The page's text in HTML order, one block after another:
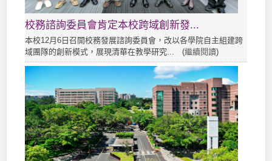
校務諮詢委員會肯定本校跨域創新發...
本校12月6日召開校務發展諮詢委員會，改以各學院自主組建跨
域團隊的創新模式，展現清華在教學研究... (繼續閱讀)